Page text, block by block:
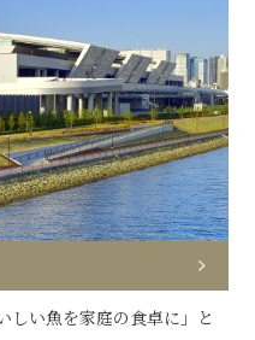
しい魚を家庭の食卓に」と